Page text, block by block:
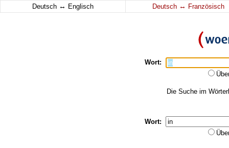
Deutsch ↔ Englisch Deutsch ↔ Französisch
Wort:
Die Suche im
Wort: